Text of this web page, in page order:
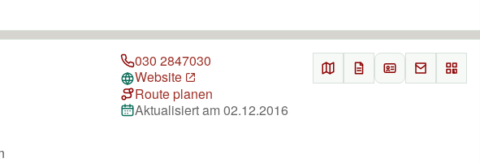
030 2847030
Website
Route planen
Aktualisiert am 02.12.2016